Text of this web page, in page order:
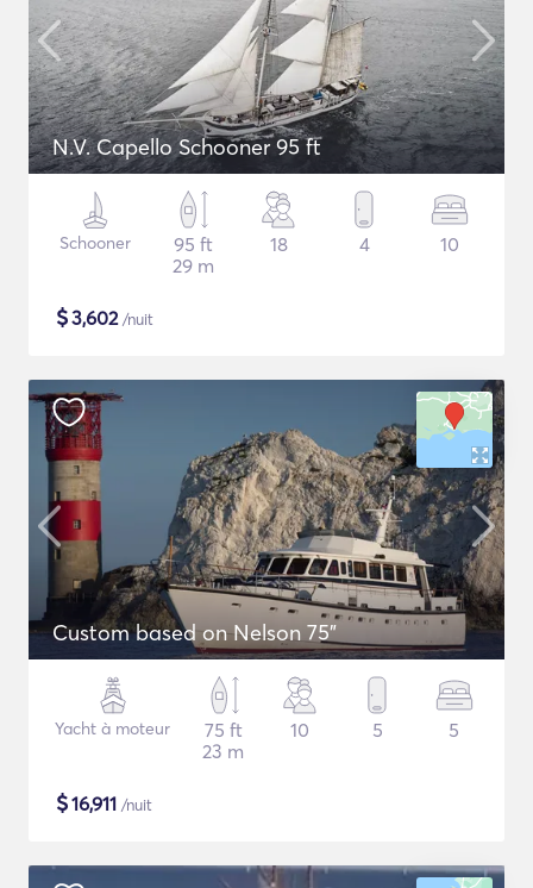
N.V. Capello Schooner 95 ft
Schooner
95 ft
29 m
18 4 10
$3,602/nuit
Custom based on Nelson 75"
Yacht à moteur
75 ft
23 m
10 5 5
$16,911 /nuit